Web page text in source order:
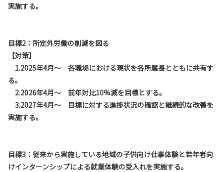
実施する。
目標2：所定外労働の削減を図る
【対策】
1.2025年4月～ 各職場における現状を各所属長とともに共有す
る。
2.2026年4月～ 前年対比10%減を目標とする。
3.2027年4月～ 目標に対する進捗状況の確認と継続的な改善を
実施する。
目標3：従来から実施している地域の子供向け仕事体験と若年者向
けインターンシップによる就業体験の受入れを実施する。